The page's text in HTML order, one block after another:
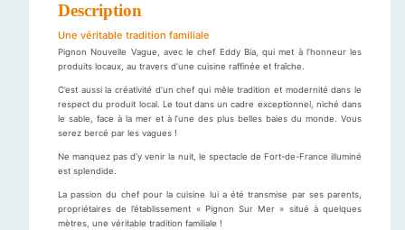
Description
Une véritable tradition familiale
Pignon Nouvelle Vague, avec le chef Eddy Bia, qui met à l’honneur les
produits locaux, au travers d’une cuisine raffinée et fraîche.
C’est aussi la créativité d’un chef qui mêle tradition et modernité dans le
respect du produit local. Le tout dans un cadre exceptionnel, niché dans
le sable, face à la mer et à l’une des plus belles baies du monde. Vous
serez bercé par les vagues !
Ne manquez pas d’y venir la nuit, le spectacle de Fort-de-France illuminé
est splendide.
La passion du chef pour la cuisine lui a été transmise par ses parents,
propriétaires de l’établissement « Pignon Sur Mer » situé à quelques
mètres, une véritable tradition familiale !